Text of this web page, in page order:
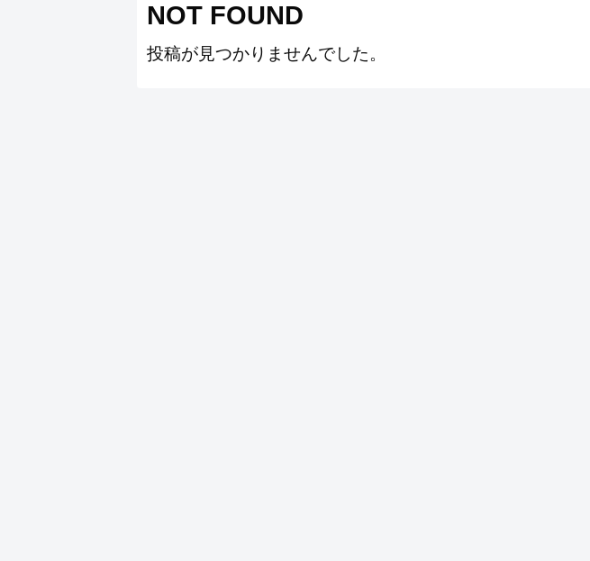
NOT FOUND
投稿が見つかりませんでした。